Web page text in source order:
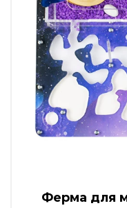
Ферма для